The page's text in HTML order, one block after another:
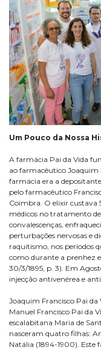
Um Pouco da Nossa
A farmácia Pai da Vida
ao farmacêutico Joaquim
farmácia era a
pelo farmacêutico
Coimbra. O elixir custava
médicos no tratamento de
convalescenças,
perturbações nervosas e
raquitismo, nos períodos
como durante a prenhez
30/3/1895, p. 3). Em
injecção antivenérea e
Joaquim Francisco Pai da
Manuel Francisco Pai da
escalabitana Maria de
nasceram quatro filhas:
Natália (1894-1900). Este